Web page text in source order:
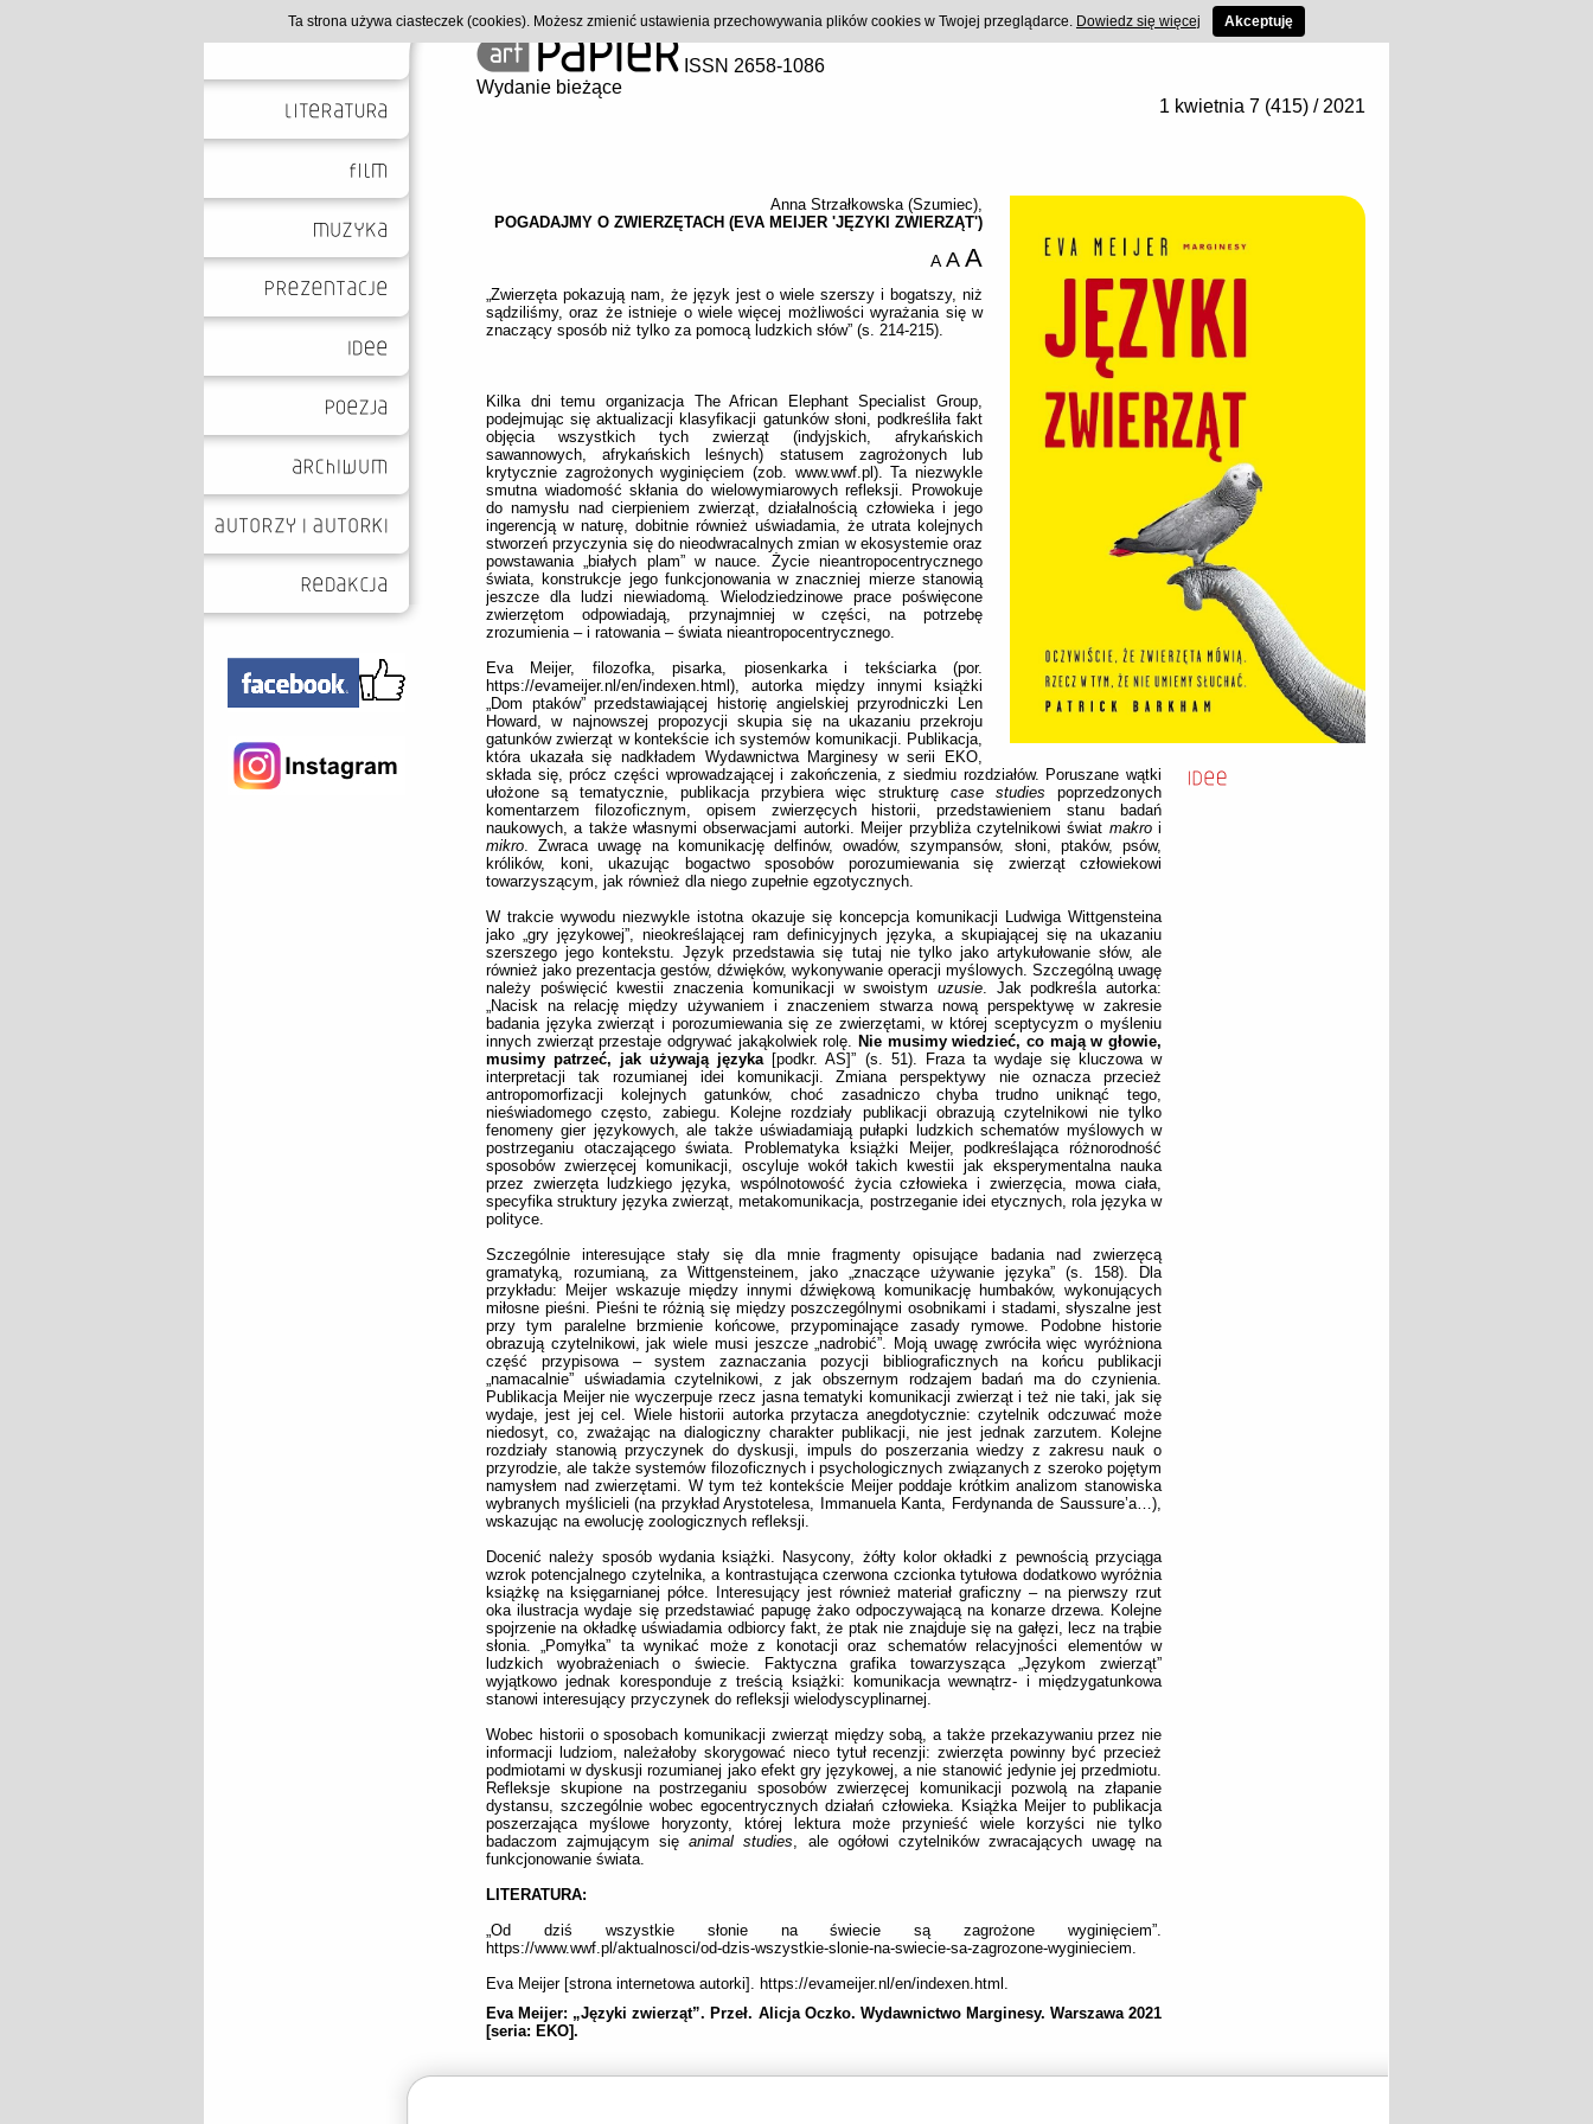
ISSN 2658-1086
Wydanie bieżące
1 kwietnia 7 (415) / 2021
Anna Strzałkowska (Szumiec),
POGADAJMY O ZWIERZĘTACH (EVA MEIJER 'JĘZYKI ZWIERZĄT')
A A A
„Zwierzęta pokazują nam, że język jest o wiele szerszy i bogatszy, niż
sądziliśmy, oraz że istnieje o wiele więcej możliwości wyrażania się w
znaczący sposób niż tylko za pomocą ludzkich słów” (s. 214-215).
Kilka dni temu organizacja The African Elephant Specialist Group,
podejmując się aktualizacji klasyfikacji gatunków słoni, podkreśliła fakt
objęcia wszystkich tych zwierząt (indyjskich, afrykańskich
sawannowych, afrykańskich leśnych) statusem zagrożonych lub
krytycznie zagrożonych wyginięciem (zob. www.wwf.pl). Ta niezwykle
smutna wiadomość skłania do wielowymiarowych refleksji. Prowokuje
do namysłu nad cierpieniem zwierząt, działalnością człowieka i jego
ingerencją w naturę, dobitnie również uświadamia, że utrata kolejnych
stworzeń przyczynia się do nieodwracalnych zmian w ekosystemie oraz
powstawania „białych plam” w nauce. Życie nieantropocentrycznego
świata, konstrukcje jego funkcjonowania w znaczniej mierze stanowią
jeszcze dla ludzi niewiadomą. Wielodziedzinowe prace poświęcone
zwierzętom odpowiadają, przynajmniej w części, na potrzebę
zrozumienia – i ratowania – świata nieantropocentrycznego.
Eva Meijer, filozofka, pisarka, piosenkarka i tekściarka (por.
https://evameijer.nl/en/indexen.html), autorka między innymi książki
„Dom ptaków” przedstawiającej historię angielskiej przyrodniczki Len
Howard, w najnowszej propozycji skupia się na ukazaniu przekroju
gatunków zwierząt w kontekście ich systemów komunikacji. Publikacja,
która ukazała się nadkładem Wydawnictwa Marginesy w serii EKO,
składa się, prócz części wprowadzającej i zakończenia, z siedmiu rozdziałów. Poruszane wątki
ułożone są tematycznie, publikacja przybiera więc strukturę case studies poprzedzonych
komentarzem filozoficznym, opisem zwierzęcych historii, przedstawieniem stanu badań
naukowych, a także własnymi obserwacjami autorki. Meijer przybliża czytelnikowi świat makroi
mikro. Zwraca uwagę na komunikację delfinów, owadów, szympansów, słoni, ptaków, psów,
królików, koni, ukazując bogactwo sposobów porozumiewania się zwierząt człowiekowi
towarzyszącym, jak również dla niego zupełnie egzotycznych.
W trakcie wywodu niezwykle istotna okazuje się koncepcja komunikacji Ludwiga Wittgensteina
jako „gry językowej”, nieokreślającej ram definicyjnych języka, a skupiającej się na ukazaniu
szerszego jego kontekstu. Język przedstawia się tutaj nie tylko jako artykułowanie słów, ale
również jako prezentacja gestów, dźwięków, wykonywanie operacji myślowych. Szczególną uwagę
należy poświęcić kwestii znaczenia komunikacji w swoistym uzusie. Jak podkreśla autorka:
„Nacisk na relację między używaniem i znaczeniem stwarza nową perspektywę w zakresie
badania języka zwierząt i porozumiewania się ze zwierzętami, w której sceptycyzm o myśleniu
innych zwierząt przestaje odgrywać jakąkolwiek rolę. Nie musimy wiedzieć, co mają w głowie,
musimy patrzeć, jak używają języka [podkr. AS]” (s. 51). Fraza ta wydaje się kluczowa w
interpretacji tak rozumianej idei komunikacji. Zmiana perspektywy nie oznacza przecież
antropomorfizacji kolejnych gatunków, choć zasadniczo chyba trudno uniknąć tego,
nieświadomego często, zabiegu. Kolejne rozdziały publikacji obrazują czytelnikowi nie tylko
fenomeny gier językowych, ale także uświadamiają pułapki ludzkich schematów myślowych w
postrzeganiu otaczającego świata. Problematyka książki Meijer, podkreślająca różnorodność
sposobów zwierzęcej komunikacji, oscyluje wokół takich kwestii jak eksperymentalna nauka
przez zwierzęta ludzkiego języka, wspólnotowość życia człowieka i zwierzęcia, mowa ciała,
specyfika struktury języka zwierząt, metakomunikacja, postrzeganie idei etycznych, rola języka w
polityce.
Szczególnie interesujące stały się dla mnie fragmenty opisujące badania nad zwierzęcą
gramatyką, rozumianą, za Wittgensteinem, jako „znaczące używanie języka” (s. 158). Dla
przykładu: Meijer wskazuje między innymi dźwiękową komunikację humbaków, wykonujących
miłosne pieśni. Pieśni te różnią się między poszczególnymi osobnikami i stadami, słyszalne jest
przy tym paralelne brzmienie końcowe, przypominające zasady rymowe. Podobne historie
obrazują czytelnikowi, jak wiele musi jeszcze „nadrobić”. Moją uwagę zwróciła więc wyróżniona
część przypisowa – system zaznaczania pozycji bibliograficznych na końcu publikacji
„namacalnie” uświadamia czytelnikowi, z jak obszernym rodzajem badań ma do czynienia.
Publikacja Meijer nie wyczerpuje rzecz jasna tematyki komunikacji zwierząt i też nie taki, jak się
wydaje, jest jej cel. Wiele historii autorka przytacza anegdotycznie: czytelnik odczuwać może
niedosyt, co, zważając na dialogiczny charakter publikacji, nie jest jednak zarzutem. Kolejne
rozdziały stanowią przyczynek do dyskusji, impuls do poszerzania wiedzy z zakresu nauk o
przyrodzie, ale także systemów filozoficznych i psychologicznych związanych z szeroko pojętym
namysłem nad zwierzętami. W tym też kontekście Meijer poddaje krótkim analizom stanowiska
wybranych myślicieli (na przykład Arystotelesa, Immanuela Kanta, Ferdynanda de Saussure’a…),
wskazując na ewolucję zoologicznych refleksji.
Docenić należy sposób wydania książki. Nasycony, żółty kolor okładki z pewnością przyciąga
wzrok potencjalnego czytelnika, a kontrastująca czerwona czcionka tytułowa dodatkowo wyróżnia
książkę na księgarnianej półce. Interesujący jest również materiał graficzny – na pierwszy rzut
oka ilustracja wydaje się przedstawiać papugę żako odpoczywającą na konarze drzewa. Kolejne
spojrzenie na okładkę uświadamia odbiorcy fakt, że ptak nie znajduje się na gałęzi, lecz na trąbie
słonia. „Pomyłka” ta wynikać może z konotacji oraz schematów relacyjności elementów w
ludzkich wyobrażeniach o świecie. Faktyczna grafika towarzysząca „Językom zwierząt”
wyjątkowo jednak koresponduje z treścią książki: komunikacja wewnątrz- i międzygatunkowa
stanowi interesujący przyczynek do refleksji wielodyscyplinarnej.
Wobec historii o sposobach komunikacji zwierząt między sobą, a także przekazywaniu przez nie
informacji ludziom, należałoby skorygować nieco tytuł recenzji: zwierzęta powinny być przecież
podmiotami w dyskusji rozumianej jako efekt gry językowej, a nie stanowić jedynie jej przedmiotu.
Refleksje skupione na postrzeganiu sposobów zwierzęcej komunikacji pozwolą na złapanie
dystansu, szczególnie wobec egocentrycznych działań człowieka. Książka Meijer to publikacja
poszerzająca myślowe horyzonty, której lektura może przynieść wiele korzyści nie tylko
badaczom zajmującym sięanimal studies, ale ogółowi czytelników zwracających uwagę na
funkcjonowanie świata.
LITERATURA:
„Od dziś wszystkie słonie na świecie są zagrożone wyginięciem”.
https://www.wwf.pl/aktualnosci/od-dzis-wszystkie-slonie-na-swiecie-sa-zagrozone-wyginieciem.
Eva Meijer [strona internetowa autorki]. https://evameijer.nl/en/indexen.html.
Eva Meijer: „Języki zwierząt”. Przeł. Alicja Oczko. Wydawnictwo Marginesy. Warszawa 2021
[seria: EKO].
Ta strona używa ciasteczek (cookies). Możesz zmienić ustawienia przechowywania plików cookies w Twojej przeglądarce. Dowiedz się więcej Akceptuję